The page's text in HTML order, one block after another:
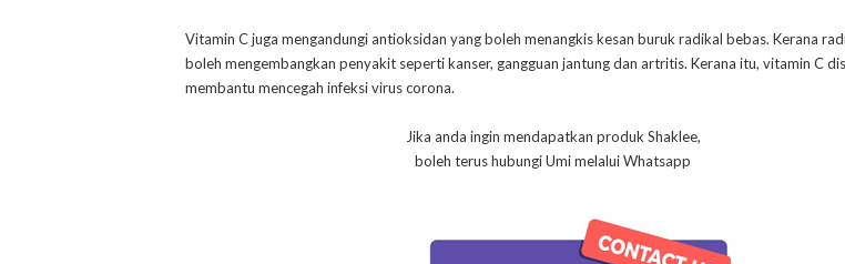
Vitamin C juga mengandungi antioksidan yang boleh menangkis kesan buruk radikal bebas. Kerana
boleh mengembangkan penyakit seperti kanser, gangguan jantung dan artritis. Kerana itu, vitamin C
membantu mencegah infeksi virus corona.
Jika anda ingin mendapatkan produk Shaklee,
boleh terus hubungi Umi melalui Whatsapp